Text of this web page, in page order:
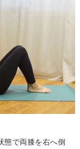
態で両膝を右へ倒